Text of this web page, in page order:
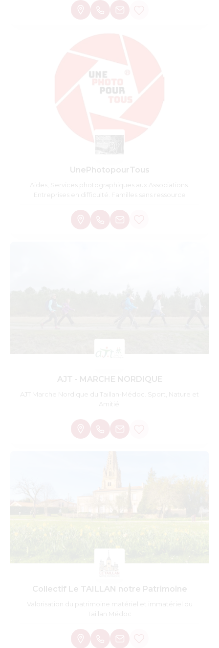
6ème qui les délivre : bien au-delà de la volonté, plus fort
que tout, sans restriction, ce 6ème sens qui apparait
UnePhotopourTous
Aides, Services photographiques aux Associations.
Entreprises en difficulté. Familles sans ressource
AJT - MARCHE NORDIQUE
AJT Marche Nordique du Taillan-Médoc. Sport, Nature et
Amitié.
Collectif Le TAILLAN notre Patrimoine
Valorisation du patrimoine matériel et immatériel du
Taillan Médoc